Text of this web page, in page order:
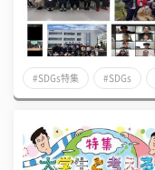
#SDGs特集 #SDGs